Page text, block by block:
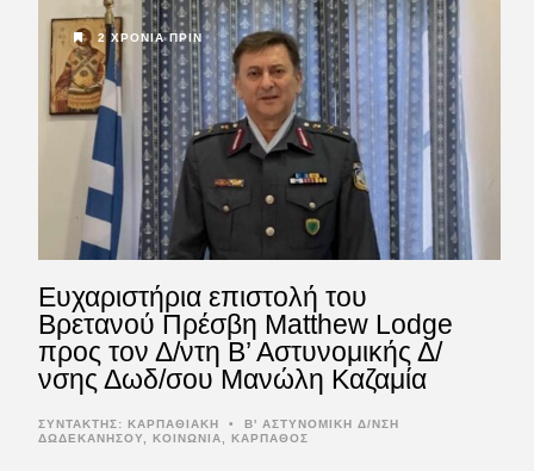
2 ΧΡΌΝΙΑ ΠΡΙΝ
Ευχαριστήρια επιστολή του
Βρετανού Πρέσβη Matthew Lodge
προς τον Δ/ντη Β’ Αστυνομικής Δ/
νσης Δωδ/σου Mανώλη Καζαμία
ΣΥΝΤΆΚΤΗΣ: ΚΑΡΠΑΘΙΑΚΗ •
Β' ΑΣΤΥΝΟΜΙΚΗ Δ/ΝΣΗ
ΔΩΔΕΚΑΝΗΣΟΥ
ΚΟΙΝΩΝΙΑ ΚΑΡΠΑΘΟΣ